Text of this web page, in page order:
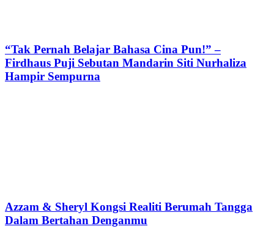
“Tak Pernah Belajar Bahasa Cina Pun!” –
Firdhaus Puji Sebutan Mandarin Siti Nurhaliza
Hampir Sempurna
Azzam & Sheryl Kongsi Realiti Berumah Tangga
Dalam Bertahan Denganmu